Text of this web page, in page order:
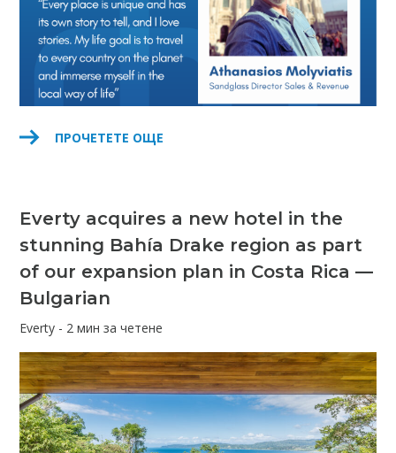
ПРОЧЕТЕТЕ ОЩЕ
Everty acquires a new hotel in the
stunning Bahía Drake region as part
of our expansion plan in Costa Rica —
Bulgarian
Everty - 2 мин за четене